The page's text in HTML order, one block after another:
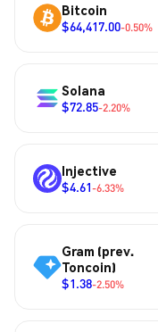
Bitcoin
$64,417.00-0.50%
Solana
$72.85-2.20%
Injective
$4.61-6.33%
Gram (prev.
Toncoin)
$1.38-2.50%